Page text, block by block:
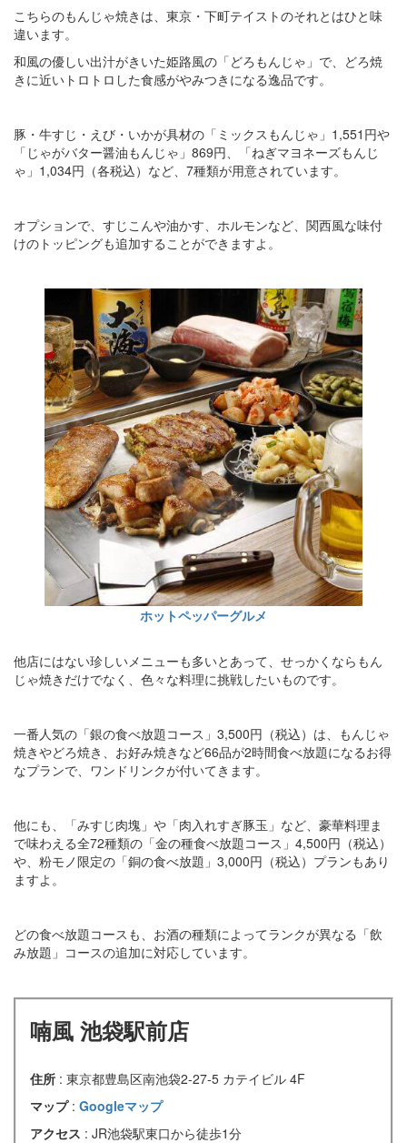
こちらのもんじゃ焼きは、東京・下町テイストのそれとはひと味
違います。
和風の優しい出汁がきいた姫路風の「どろもんじゃ」で、どろ焼
きに近いトロトロした食感がやみつきになる逸品です。
豚・牛すじ・えび・いかが具材の「ミックスもんじゃ」1,551円や
「じゃがバター醤油もんじゃ」869円、「ねぎマヨネーズもんじ
ゃ」1,034円（各税込）など、7種類が用意されています。
オプションで、すじこんや油かす、ホルモンなど、関西風な味付
けのトッピングも追加することができますよ。
ホットペッパーグルメ
他店にはない珍しいメニューも多いとあって、せっかくならもん
じゃ焼きだけでなく、色々な料理に挑戦したいものです。
一番人気の「銀の食べ放題コース」3,500円（税込）は、もんじゃ
焼きやどろ焼き、お好み焼きなど66品が2時間食べ放題になるお得
なプランで、ワンドリンクが付いてきます。
他にも、「みすじ肉塊」や「肉入れすぎ豚玉」など、豪華料理ま
で味わえる全72種類の「金の種食べ放題コース」4,500円（税込）
や、粉モノ限定の「銅の食べ放題」3,000円（税込）プランもあり
ますよ。
どの食べ放題コースも、お酒の種類によってランクが異なる「飲
み放題」コースの追加に対応しています。
喃風 池袋駅前店
住所 : 東京都豊島区南池袋2-27-5 カテイビル 4F
マップ : Googleマップ
アクセス : JR池袋駅東口から徒歩1分